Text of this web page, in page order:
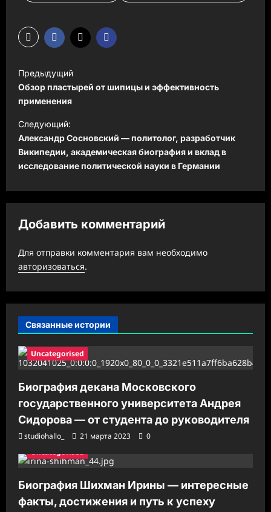
Н
а
в
и
г
а
я
з
а
п
и
Предыдущий
Обзор пластырей от шипицы и эффективность
применения
Следующий:
Александр Сосновский — политолог, разработчик
Википедии, академическая биография и вклад в
исследование политической науки в Германии
Добавить комментарий
Для отправки комментария вам необходимо
авторизоваться.
Связанные истории
Uncategorised
Биография декана Московского
государственного университета Андрея
Сидорова — от студента до руководителя
studiohallo_ 21 марта 2023
0
Uncategorised
Биография Шихман Ирины — интересные
факты, достижения и путь к успеху